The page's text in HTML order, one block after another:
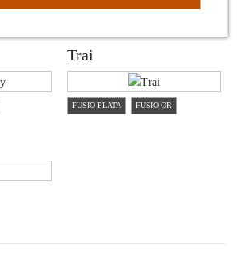
Trai
FUSIO PLATA FUSIO OR